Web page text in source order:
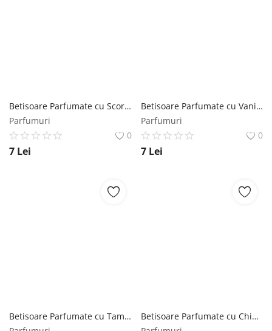
Betisoare Parfumate cu Scortisoara Mikado - La Casa De Los Aromas, 1 pachet Mikado
Parfumuri
0
7 Lei
Betisoare Parfumate cu Vanilie Mikado - La Casa De Los Aromas, 1 pachet Mikado
Parfumuri
0
7 Lei
Betisoare Parfumate cu Tamaie Mikado - Incienso Egipto La Casa De Los Aromas, 1 pachet Mikado
Betisoare Parfumate cu Chihlimbar Mikado - La Casa De Los Aromas, 1 pachet Mikado